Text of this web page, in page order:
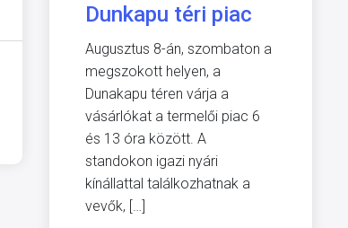
Dunkapu téri piac
Augusztus 8-án, szombaton a
megszokott helyen, a
Dunakapu téren várja a
vásárlókat a termelői piac 6
és 13 óra között. A
standokon igazi nyári
kínállattal találkozhatnak a
vevők, […]